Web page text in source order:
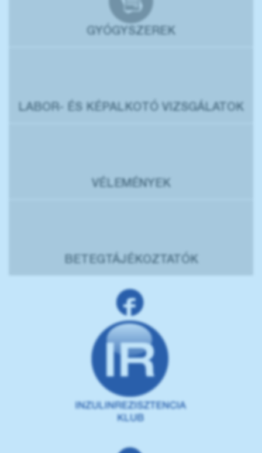
GYÓGYSZEREK
LABOR- ÉS KÉPALKOTÓ VIZSGÁLATOK
VÉLEMÉNYEK
BETEGTÁJÉKOZTATÓK